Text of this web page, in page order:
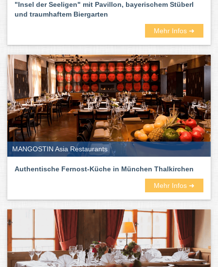
lauschigen Gasträumen und schickem Ambiente werden Herbst
und Winter richtig gemütlich. Und gerade an dem Abenden
gesellen sich gern der ein oder andere Drink, Cocktail oder ein
Also: Viel Spaß beim Testen und Genießen. Auf das Leben!
Die besten Restaurants in München
findet ihr hier:
"Insel der Seeligen" mit Pavillon, bayerischem Stüberl
und traumhaftem Biergarten
Mehr Infos ➜
MANGOSTIN Asia Restaurants
Authentische Fernost-Küche in München Thalkirchen
Mehr Infos ➜